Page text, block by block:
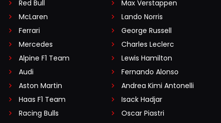
Red Bull
McLaren
Ferrari
Mercedes
Alpine F1 Team
Audi
Aston Martin
Haas F1 Team
Racing Bulls
Max Verstappen
Lando Norris
George Russell
Charles Leclerc
Lewis Hamilton
Fernando Alonso
Andrea Kimi Antonelli
Isack Hadjar
Oscar Piastri